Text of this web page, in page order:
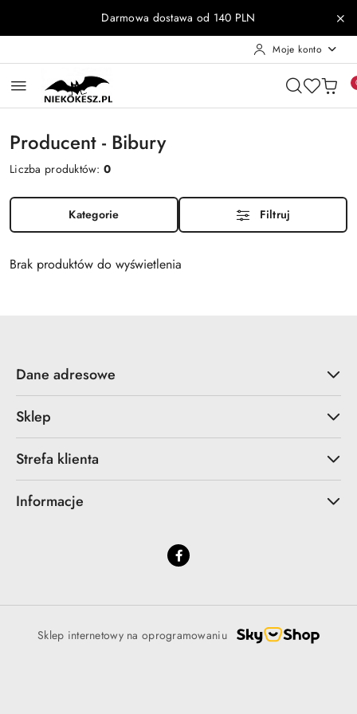
Przejdź do treści głównej
Przejdź do wyszukiwarki
Przejdź do moje konto
Przejdź do menu głównego
Przejdź do stopkiDarmowa dostawa od 140 PLN
Moje konto
Producent - Bibury
Liczba produktów:0
Kategorie Filtruj
Brak produktów do wyświetlenia
Dane adresowe
Sklep
Strefa klienta
Informacje
Sklep internetowy na oprogramowaniu